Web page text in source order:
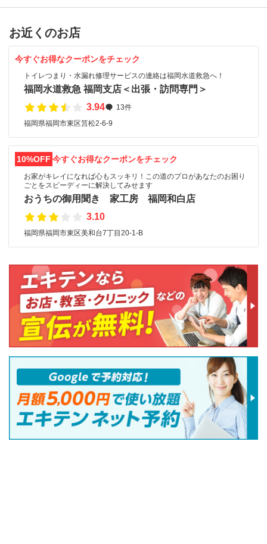
お近くのお店
今すぐお得なクーポンをチェック
トイレつまり・水漏れ修理サービスの連絡は福岡水道救急へ！
福岡水道救急 福岡支店＜出張・訪問専門＞
3.94
13件
福岡県福岡市東区筥松2-6-9
10%OFF 今すぐお得なクーポンをチェック
お家がキレイになれば心もスッキリ！この道のプロがあなたのお困り
ごとをスピーディーに解決してみせます
おうちの御用聞き 家工房 福岡和白店
3.10
福岡県福岡市東区美和台7丁目20-1-B